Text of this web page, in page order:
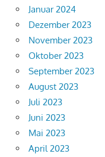
Januar 2024
Dezember 2023
November 2023
Oktober 2023
September 2023
August 2023
Juli 2023
Juni 2023
Mai 2023
April 2023